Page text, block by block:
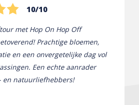
10/10
met Hop On Hop Off
Prachtige bloemen,
en een onvergetelijke dag vol
Een echte aanrader
en natuurliefhebbers!